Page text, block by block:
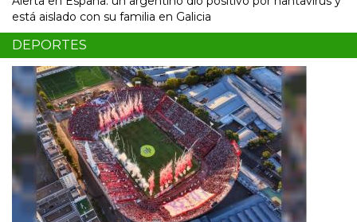
está aislado con su familia en Galicia
DEPORTES